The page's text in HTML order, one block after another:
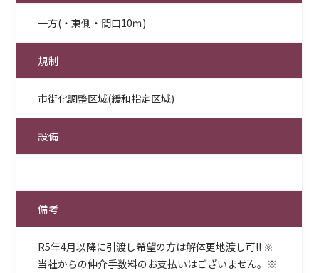
一方(・東側・間口10ｍ)
規制
市街化調整区域(緩和指定区域)
設備
備考
R5年4月以降に引渡し希望の方は解体更地渡し可!! ※
当社からの仲介手数料のお支払いはございません。※